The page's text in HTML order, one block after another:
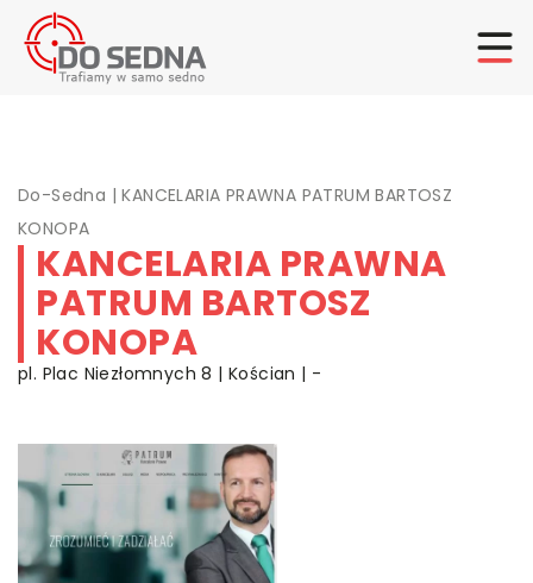
Do-Sedna |KANCELARIA PRAWNA PATRUM BARTOSZ
KONOPA
KANCELARIA PRAWNA
PATRUM BARTOSZ
KONOPA
pl. Plac Niezłomnych 8 | Kościan | -